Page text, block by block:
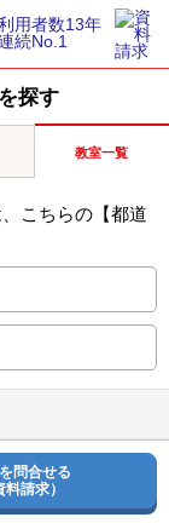
探す
教室一覧
こちらの【都道
問合せる
料請求）